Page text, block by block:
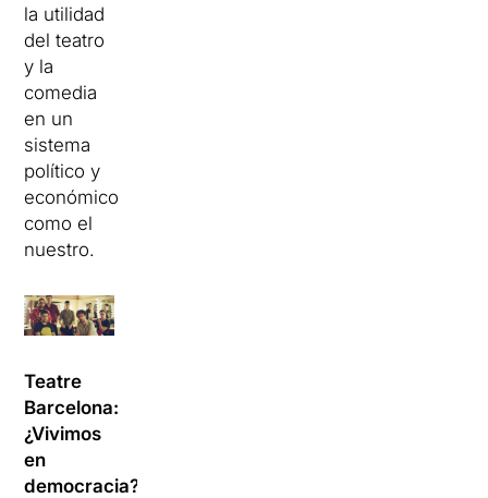
la utilidad
del teatro
y la
comedia
en un
sistema
político y
económico
como el
nuestro.
Teatre
Barcelona:
¿Vivimos
en
democracia?